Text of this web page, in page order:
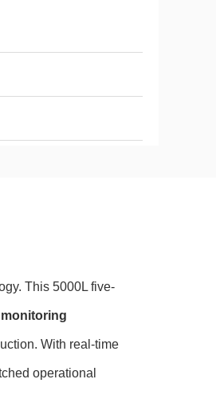
This 5000L five-
With real-time
operational